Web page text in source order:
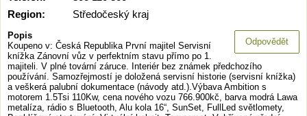
Region:
Středočeský kraj
Odpovědět
Popis
Koupeno v: Česká Republika První majitel Servisní
knížka Zánovní vůz v perfektním stavu přímo po 1.
majiteli. V plné tovární záruce. Interiér bez známek předchozího
používání. Samozřejmostí je doložená servisní historie (servisní knížka)
a veškerá palubní dokumentace (návody atd.).Výbava Ambition s
motorem 1.5Tsi 110Kw, cena nového vozu 766.900kč, barva modrá Lawa
metalíza, rádio s Bluetooth, Alu kola 16“, SunSet, FullLed světlomety,